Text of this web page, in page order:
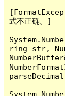
式不正确。]
ring str,